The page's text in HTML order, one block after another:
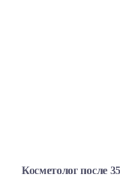
Косметолог после